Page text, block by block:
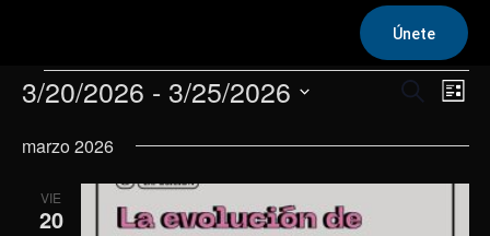
Únete
Eventos
de
Buscar
de
Lista
3/20/2026 - 3/25/2026
la
marzo 2026
VIE
20